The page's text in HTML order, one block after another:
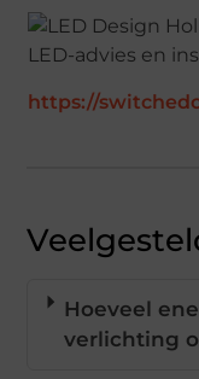
https://
Hoeveel
verlichting